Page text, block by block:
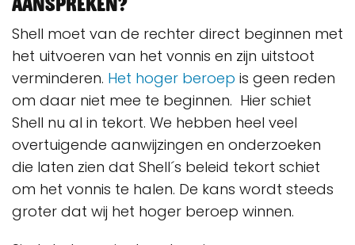
Shell moet van de rechter direct beginnen met
het uitvoeren van het vonnis en zijn uitstoot
verminderen. Het hoger beroep is geen reden
om daar niet mee te beginnen. Hier schiet
Shell nu al in tekort. We hebben heel veel
overtuigende aanwijzingen en onderzoeken
die laten zien dat Shell´s beleid tekort schiet
om het vonnis te halen. De kans wordt steeds
groter dat wij het hoger beroep winnen.